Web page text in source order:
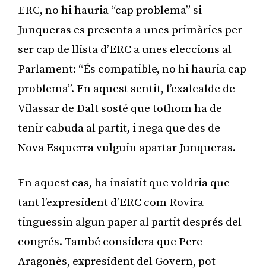
ERC, no hi hauria “cap problema” si
Junqueras es presenta a unes primàries per
ser cap de llista d’ERC a unes eleccions al
Parlament: “És compatible, no hi hauria cap
problema”. En aquest sentit, l’exalcalde de
Vilassar de Dalt sosté que tothom ha de
tenir cabuda al partit, i nega que des de
Nova Esquerra vulguin apartar Junqueras.
En aquest cas, ha insistit que voldria que
tant l’expresident d’ERC com Rovira
tinguessin algun paper al partit després del
congrés. També considera que Pere
Aragonès, expresident del Govern, pot